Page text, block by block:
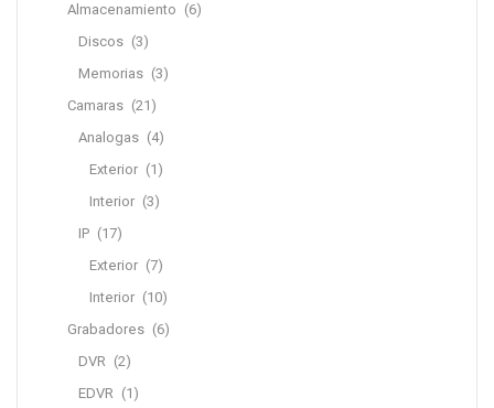
Almacenamiento (6)
Discos (3)
Memorias (3)
Camaras (21)
Analogas (4)
Exterior (1)
Interior (3)
IP (17)
Exterior (7)
Interior (10)
Grabadores (6)
DVR (2)
EDVR (1)